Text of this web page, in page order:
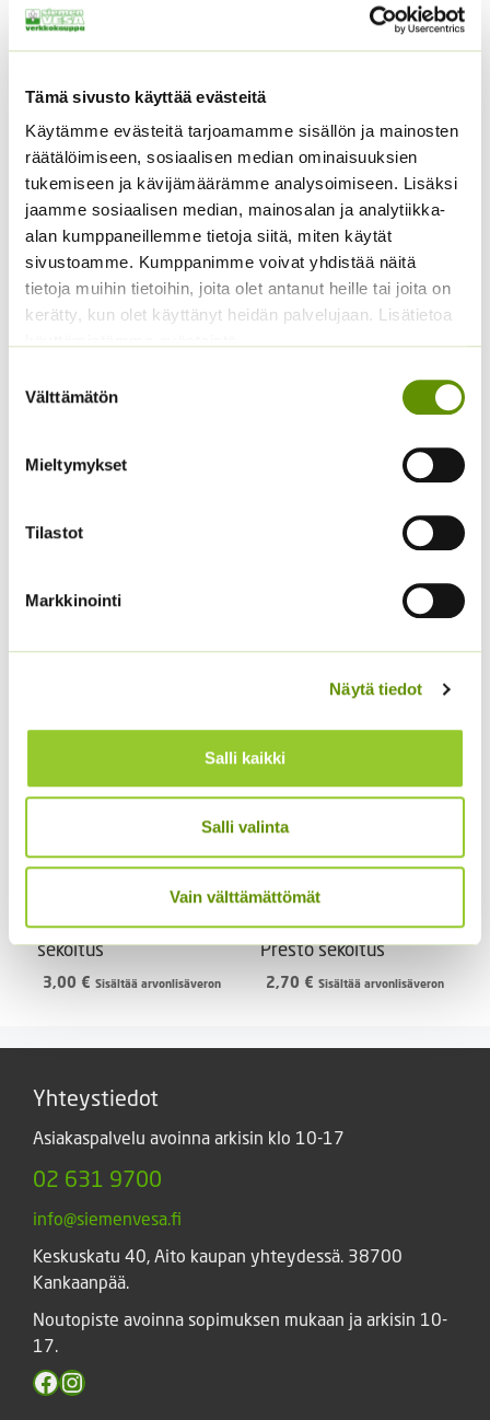
Tämä sivusto käyttää evästeitä
Käytämme evästeitä tarjoamamme sisällön ja mainosten
räätälöimiseen, sosiaalisen median ominaisuuksien
tukemiseen ja kävijämäärämme analysoimiseen. Lisäksi
jaamme sosiaalisen median, mainosalan ja analytiikka-
alan kumppaneillemme tietoja siitä, miten käytät
sivustoamme. Kumppanimme voivat yhdistää näitä
tietoja muihin tietoihin, joita olet antanut heille tai joita on
kerätty, kun olet käyttänyt heidän palvelujaan. Lisätietoa
valinta
Välttämätön
Mieltymykset
Tilastot
Markkinointi
Näytä tiedot
Salli kaikki
Salli valinta
Vain välttämättömät
Tutustu myös
Kukontöyhtö New Look
40 s.
3,60 € Sisältää arvonlisäveron
Kääpiöauringonkukka
Pacino Mix
3,60€ Sisältää arvonlisäveron
Tarhakehäkukka Bon
Kiinanasteri Matador
Tarhakukonkannus
sekoitus
3,00 € Sisältää arvonlisäveron
Aitoelämänlanka
Presto sekoitus
2,70 € Sisältää arvonlisäveron
Yhteystiedot
Asiakaspalvelu avoinna arkisin klo 10-17
02 631 9700
info@siemenvesa.fi
Keskuskatu 40, Aito kaupan yhteydessä. 38700
Kankaanpää.
Noutopiste avoinna sopimuksen mukaan ja arkisin 10-
17.
Facebook
Instagram